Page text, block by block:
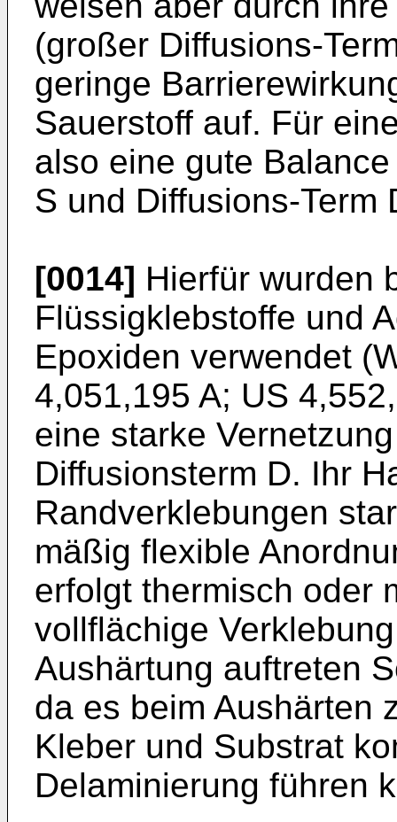
(großer Diffusions-
geringe
Sauerstoff auf. Für
also eine gute
S und Diffusions-Term
[0014] Hierfür wurden
Flüssigklebstoffe und
Epoxiden verwendet (
4,051,195 A; US
eine starke
Diffusionsterm D. Ihr
Randverklebungen
mäßig flexible
erfolgt thermisch oder
vollflächige
Aushärtung auftreten
da es beim Aushärten
Kleber und Substrat
Delaminierung führen